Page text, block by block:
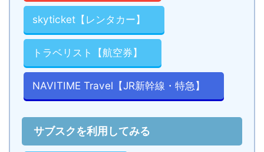
skyticket【レンタカー】
トラベリスト【航空券】
NAVITIME Travel【JR新幹線・特急】
サブスクを利用してみる